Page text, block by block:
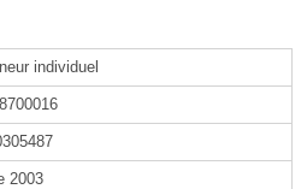
individuel
2003